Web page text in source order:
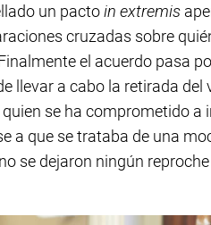
un pactoin extremis
cruzadas sobre
el acuerdo pasa
llevar a cabo la retirada
quien se ha comprometido
a que se trataba de una
se dejaron ningún